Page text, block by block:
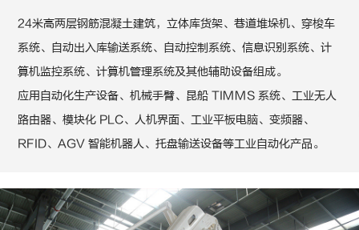
24米高两层钢筋混凝土建筑，立体库货架、巷道堆垛机、穿梭车
系统、自动出入库输送系统、自动控制系统、信息识别系统、计
算机监控系统、计算机管理系统及其他辅助设备组成。
应用自动化生产设备、机械手臂、昆船 TIMMS 系统、工业无人
路由器、模块化 PLC、人机界面、工业平板电脑、变频器、
RFID、AGV 智能机器人、托盘输送设备等工业自动化产品。